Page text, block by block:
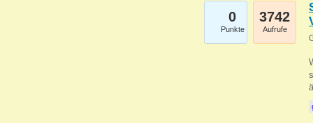
0
Punkte
3742
Aufrufe